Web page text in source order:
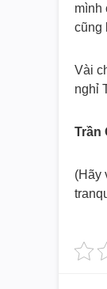
mình
cũng
Vài
nghỉ
Trần
(Hãy